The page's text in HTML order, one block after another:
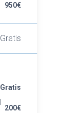
950€
Gratis
Gratis
200€